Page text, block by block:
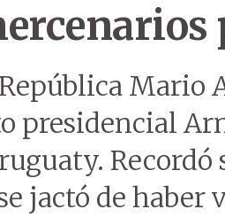
Mario
presidencial
Recordó
jactó de haber